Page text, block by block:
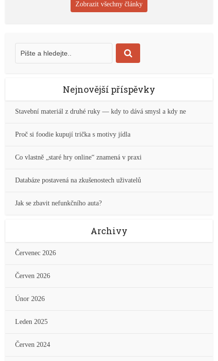
Zobrazit všechny články
Nejnovější příspěvky
Stavební materiál z druhé ruky — kdy to dává smysl a kdy ne
Proč si foodie kupují trička s motivy jídla
Co vlastně „staré hry online“ znamená v praxi
Databáze postavená na zkušenostech uživatelů
Jak se zbavit nefunkčního auta?
Archivy
Červenec 2026
Červen 2026
Únor 2026
Leden 2025
Červen 2024